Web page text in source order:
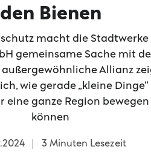
den Bienen
macht die Stadtwerke
gemeinsame Sache mit
außergewöhnliche Allianz
wie gerade „kleine Dinge“
eine ganze Region bewegen
können
3 Minuten Lesezeit